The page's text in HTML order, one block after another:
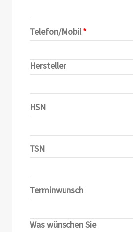
Telefon/Mobil*
Hersteller
HSN
TSN
Terminwunsch
Was wünschen Sie